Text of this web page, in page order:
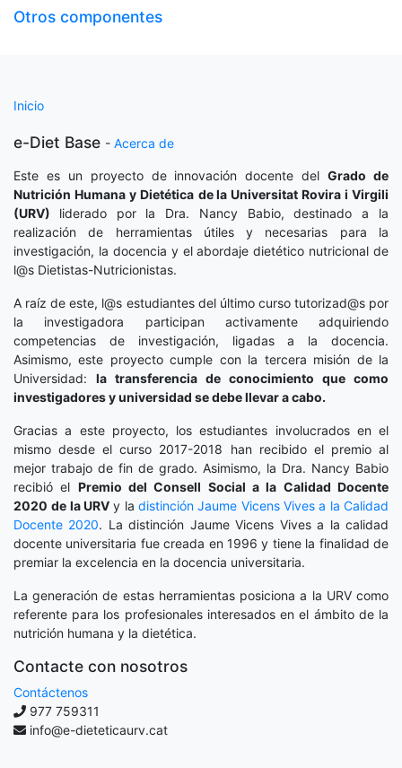
Otros componentes
Inicio
e-Diet Base - Acerca de
Este es un proyecto de innovación docente delGrado de
Nutrición Humana y Dietética de la Universitat Rovira i Virgili
(URV) liderado por la Dra. Nancy Babio, destinado a la
realización de herramientas útiles y necesarias para la
investigación, la docencia y el abordaje dietético nutricional de
l@s Dietistas-Nutricionistas.
A raíz de este, l@s estudiantes del último curso tutorizad@s por
la investigadora participan activamente adquiriendo
competencias de investigación, ligadas a la docencia.
Asimismo, este proyecto cumple con la tercera misión de la
Universidad: la transferencia de conocimiento que como
investigadores y universidad se debe llevar a cabo.
Gracias a este proyecto, los estudiantes involucrados en el
mismo desde el curso 2017-2018 han recibido el premio al
mejor trabajo de fin de grado. Asimismo, la Dra. Nancy Babio
recibió el Premio del Consell Social a la Calidad Docente
2020 de la URV y ladistinción Jaume Vicens Vives a la Calidad
Docente 2020. La distinción Jaume Vicens Vives a la calidad
docente universitaria fue creada en 1996 y tiene la finalidad de
premiar la excelencia en la docencia universitaria.
La generación de estas herramientas posiciona a la URV como
referente para los profesionales interesados en el ámbito de la
nutrición humana y la dietética.
Contacte con nosotros
Contáctenos
977 759311
info@e-dieteticaurv.cat